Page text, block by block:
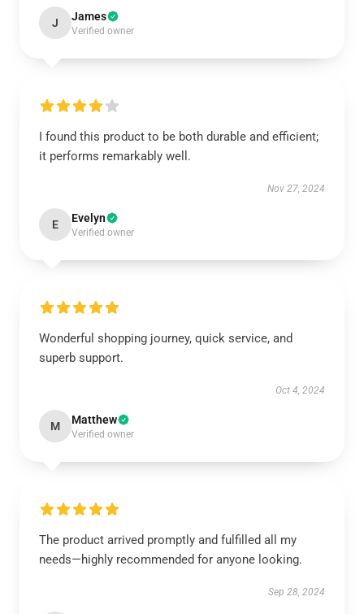
J James
Verified owner
I found this product to be both durable and efficient;
it performs remarkably well.
Nov 27, 2024
E Evelyn
Verified owner
Wonderful shopping journey, quick service, and
superb support.
Oct 4, 2024
M Matthew
Verified owner
The product arrived promptly and fulfilled all my
needs—highly recommended for anyone looking.
Sep 28, 2024